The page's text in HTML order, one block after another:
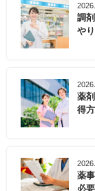
調
や
薬
得
薬
必